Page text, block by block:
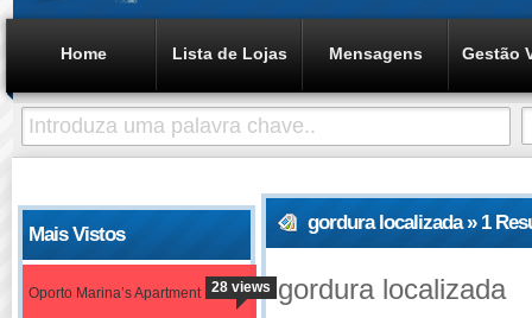
Home Lista de Lojas Mensagens Gestão
Mais Vistos
Oporto Marina’s Apartment 28 views
gordura localizada » 1
gordura localizada